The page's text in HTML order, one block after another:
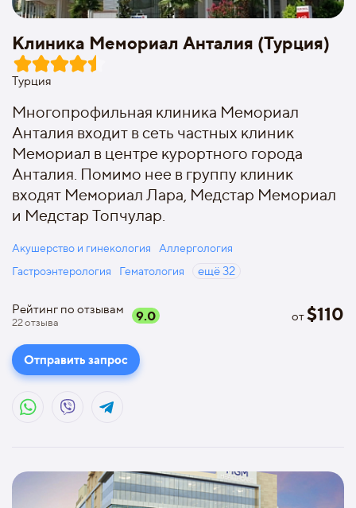
Клиника Мемориал Анталия (Турция)
Турция
Многопрофильная клиника Мемориал
Анталия входит в сеть частных клиник
Мемориал в центре курортного города
Анталия. Помимо нее в группу клиник
входят Мемориал Лара, Медстар Мемориал
и Медстар Топчулар.
Акушерство и гинекология
Аллергология
Гастроэнтерология
Гематология ещё32
Рейтинг по отзывам
22отзыва 9.0 от$110
Отправить запрос